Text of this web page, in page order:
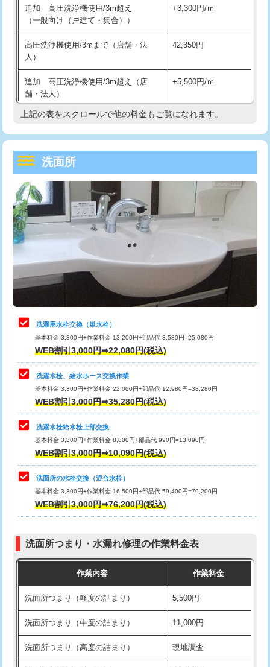
マス交換（深さ50㎝以上） 66,000円
コンクリート斫り（厚さ10㎝まで） 27,500円
コンクリート斫り（厚さ10㎝超え）
モルタル補修（厚さ10㎝まで）
モルタル補修（厚さ10㎝超え） 38,500円
洗面台設置 38,500円
追加人工
廃棄・処分 現場見積
※給水管工事は20mmまでの価格です。
持込商品取付（混合水栓） 16,500円
給水管工事※（ホール加工)
給水管工事※（バンド止め) 3,300円
給水管工事※（支持金具設置) 5,500円
給水管工事※（保温材使用（バンド止
め込み）)
5,500円
給水管工事※（土の掘削・埋め戻し作
業)
11,000円
給水管工事※（塩ビ管（VP・HI）使
用/3ｍまで)
33,000円
給水管工事※（塩ビ管（VP・HI）使
用（追加）/3ｍ超え)
給水管工事※（ライニング鋼管・銅
管・ポリ管・HT管使用/3ｍまで)
44,000円
給水管工事※（ライニング鋼管・銅
管・ポリ管・HT管使用/3ｍ超え)
排水管工事（土の掘削・埋め戻し作
業）
排水管工事（排水管工事/3ｍまで） 55,000円
排水管工事（追加 排水管工事/3ｍ超
え）
マス交換（土の掘削・埋め戻し作業）
マス交換（深さ50㎝未満）
マス交換（深さ50㎝以上）
モルタル補修（厚さ10㎝まで） 27,500円
モルタル補修（厚さ10㎝超え） 38,500円
洗面台設置 38,500円
バスタブ設置 現場見積
追加 高圧洗浄機使用/3m超え
（一般向け（戸建て・集合））
+3,300円/ｍ
高圧洗浄機使用/3mまで（店舗・法
人）
42,350円
追加 高圧洗浄機使用/3m超え（店
舗・法人）
+5,500円/ｍ
高度高圧洗浄換 現地調査
トーラー機使用/3mまで
追加トーラー機使用/3m超え +3,300円
カメラ調査 33,000円
桝清掃
止水・漏水調査・防水処理・清掃・修
理・調整・分解・加工など（軽作業）
11,000円
止水・漏水調査・防水処理・清掃・修
理・調整・分解・加工など（中作業）
22,000円
止水・漏水調査・防水処理・清掃・修
理・調整・分解・加工など（重作業）
33,000円
キッチンタンク脱着
その他部品の脱着
交換・取付（タンク）
交換・取付(単水栓（壁付・デッキ
式）)
交換・取付(混合水栓（壁付・デッキ
式・ワンホール）)
16,500円+材料費
（P/S/ポップアップ））
交換・取付（その他部品） 11,000円+材料費
持込商品取付（単水栓） 13,200円
持込商品取付（混合水栓） 16,500円
持込商品取付（浄水器・分岐水栓） 16,500円
給水管工事※（ホール加工) 16,500円
上記の表をスクロールで他の料金もご覧になれます。
洗面所
洗濯用水栓交換（単水栓）
基本料金 3,300円+作業料金 13,200円+部品代 8,580円=25,080円
WEB割引3,000円➡22,080円(税込)
洗濯水栓、給水ホース交換作業
基本料金 3,300円+作業料金 22,000円+部品代 12,980円=38,280円
WEB割引3,000円➡35,280円(税込)
洗濯水栓給水栓上部交換
基本料金 3,300円+作業料金 8,800円+部品代 990円=13,090円
WEB割引3,000円➡10,090円(税込)
洗面所の水栓交換（混合水栓）
基本料金 3,300円+作業料金 16,500円+部品代 59,400円=79,200円
WEB割引3,000円➡76,200円(税込)
洗面所つまり・水漏れ修理の作業料金表
作業内容 作業料金
洗面所つまり（軽度の詰まり） 5,500円
洗面所つまり（中度の詰まり） 11,000円
洗面所つまり（高度の詰まり） 現地調査